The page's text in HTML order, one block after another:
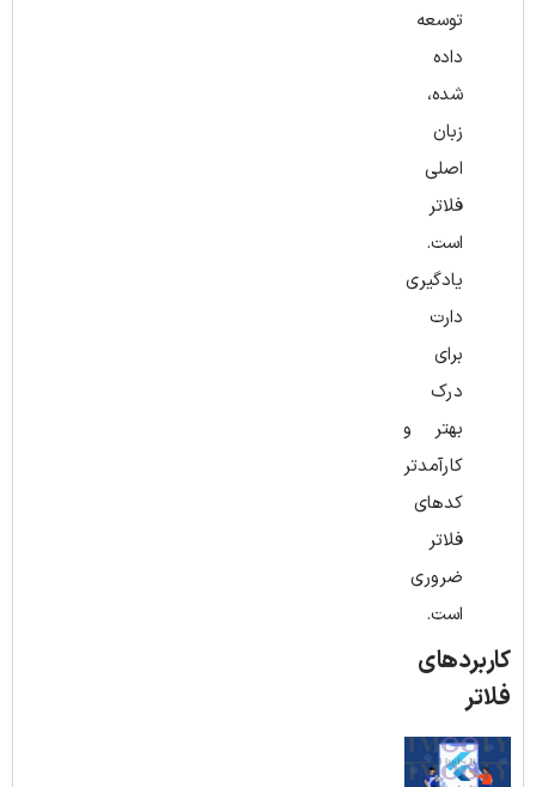
توسعه
داده
شده،
زبان
اصلی
فلاتر
است.
یادگیری
دارت
برای
درک
بهتر و
کارآمدتر
کدهای
فلاتر
ضروری
است.
کاربردهای
فلاتر